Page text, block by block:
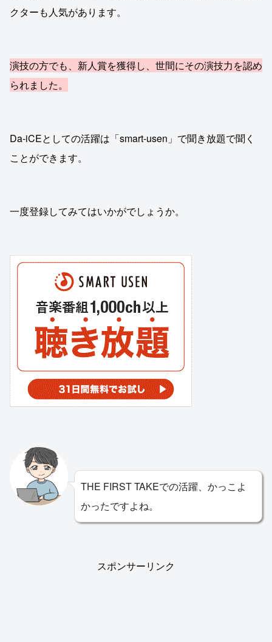
クターも人気があります。
演技の方でも、新人賞を獲得し、世間にその演技力を認め
られました。
Da-iCEとしての活躍は「smart-usen」で聞き放題で聞く
ことができます。
一度登録してみてはいかがでしょうか。
THE FIRST TAKEでの活躍、かっこよ
かったですよね。
スポンサーリンク